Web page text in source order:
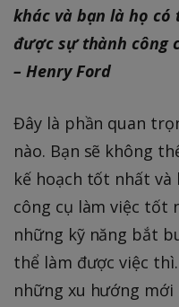
khác và bạn là họ
được sự thành công
– Henry Ford
Đây là phần quan
nào. Bạn sẽ không
kế hoạch tốt nhất
công cụ làm việc tốt
những kỹ năng bắt
thể làm được việc
những xu hướng